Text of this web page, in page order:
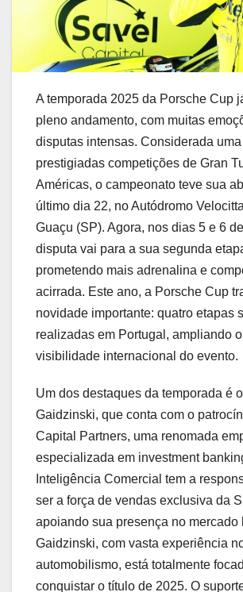
A temporada 2025 da Porsche Cup
pleno andamento, com muitas
disputas intensas. Considerada
prestigiadas competições de Gran
Américas, o campeonato teve sua
último dia 22, no Autódromo
Guaçu (SP). Agora, nos dias 5 e 6
disputa vai para a sua segunda
prometendo mais adrenalina e
acirrada. Este ano, a Porsche Cup
novidade importante: quatro etapas
realizadas em Portugal, ampliando
visibilidade internacional do evento.
Um dos destaques da temporada é
Gaidzinski, que conta com o
Capital Partners, uma renomada
especializada em investment
Inteligência Comercial tem a
ser a força de vendas exclusiva da
apoiando sua presença no mercado
Gaidzinski, com vasta experiência
automobilismo, está totalmente
conquistar o título de 2025. O